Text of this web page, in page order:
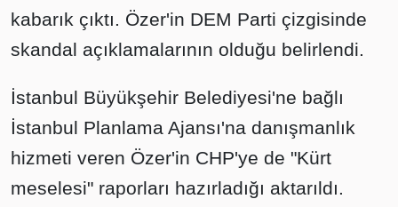
kabarık çıktı. Özer'in DEM Parti çizgisinde
skandal açıklamalarının olduğu belirlendi.
İstanbul Büyükşehir Belediyesi'ne bağlı
İstanbul Planlama Ajansı'na danışmanlık
hizmeti veren Özer'in CHP'ye de "Kürt
meselesi" raporları hazırladığı aktarıldı.